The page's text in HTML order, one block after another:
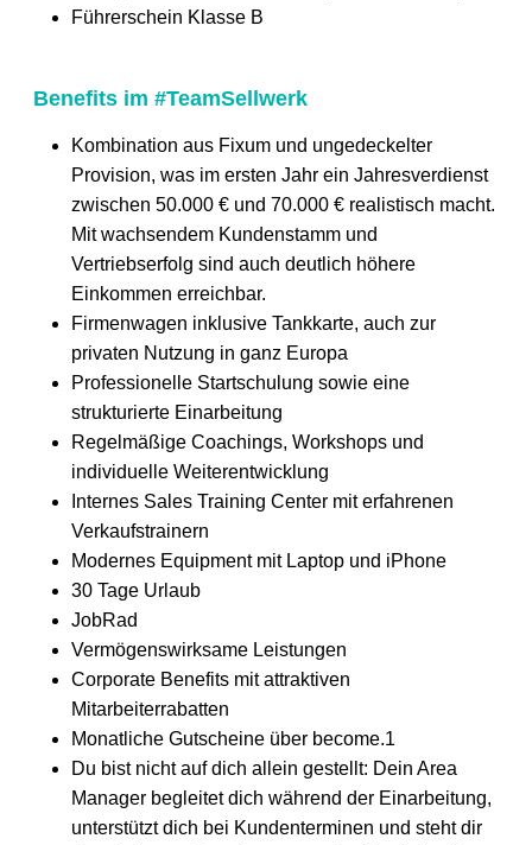
Führerschein Klasse B
Benefits im #TeamSellwerk
Kombination aus Fixum und ungedeckelter
Provision, was im ersten Jahr ein Jahresverdienst
zwischen 50.000 € und 70.000 € realistisch macht.
Mit wachsendem Kundenstamm und
Vertriebserfolg sind auch deutlich höhere
Einkommen erreichbar.
Firmenwagen inklusive Tankkarte, auch zur
privaten Nutzung in ganz Europa
Professionelle Startschulung sowie eine
strukturierte Einarbeitung
Regelmäßige Coachings, Workshops und
individuelle Weiterentwicklung
Internes Sales Training Center mit erfahrenen
Verkaufstrainern
Modernes Equipment mit Laptop und iPhone
30 Tage Urlaub
JobRad
Vermögenswirksame Leistungen
Corporate Benefits mit attraktiven
Mitarbeiterrabatten
Monatliche Gutscheine über become.1
Du bist nicht auf dich allein gestellt: Dein Area
Manager begleitet dich während der Einarbeitung,
unterstützt dich bei Kundenterminen und steht dir